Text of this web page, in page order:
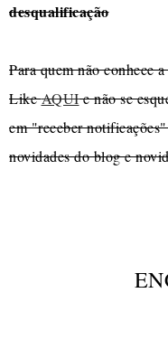
desqualificação
Para quem não conhece
LikeAQUIe não se
em "receber
novidades do blog e